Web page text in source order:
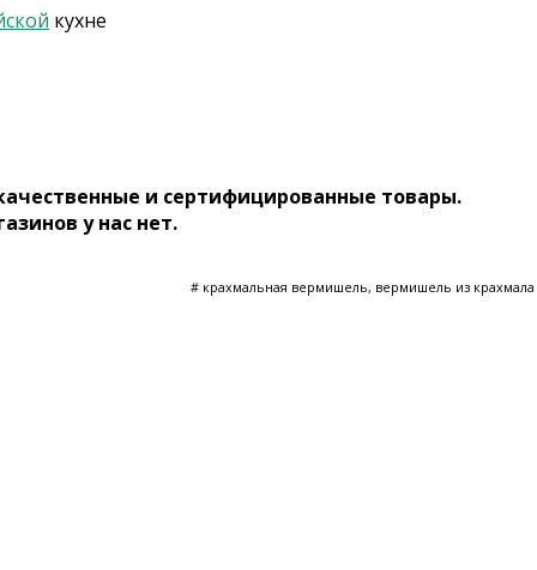
кухне
и сертифицированные товары.
у нас нет.
# крахмальная вермишель, вермишель из крахмала